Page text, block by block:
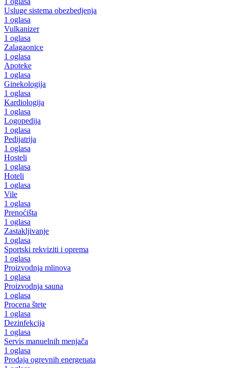
Usluge sistema obezbedjenja
1 oglasa
Vulkanizer
1 oglasa
Zalagaonice
1 oglasa
Apoteke
1 oglasa
Ginekologija
1 oglasa
Kardiologija
1 oglasa
Logopedija
1 oglasa
Pedijatrija
1 oglasa
Hosteli
1 oglasa
Hoteli
1 oglasa
Vile
1 oglasa
Prenoćišta
1 oglasa
Zastakljivanje
1 oglasa
Sportski rekviziti i oprema
1 oglasa
Proizvodnja mlinova
1 oglasa
Proizvodnja sauna
1 oglasa
Procena štete
1 oglasa
Dezinfekcija
1 oglasa
Servis manuelnih menjača
1 oglasa
Prodaja ogrevnih energenata